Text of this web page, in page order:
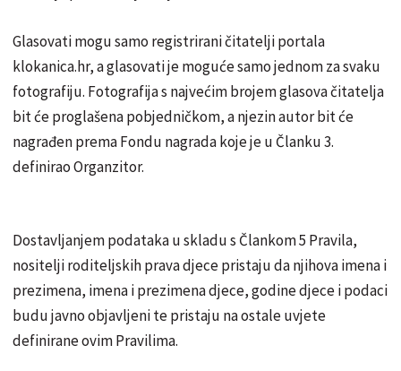
Glasovati mogu samo registrirani čitatelji portala
klokanica.hr, a glasovati je moguće samo jednom za svaku
fotografiju. Fotografija s najvećim brojem glasova čitatelja
bit će proglašena pobjedničkom, a njezin autor bit će
nagrađen prema Fondu nagrada koje je u Članku 3.
definirao Organzitor.
Dostavljanjem podataka u skladu s Člankom 5 Pravila,
nositelji roditeljskih prava djece pristaju da njihova imena i
prezimena, imena i prezimena djece, godine djece i podaci
budu javno objavljeni te pristaju na ostale uvjete
definirane ovim Pravilima.